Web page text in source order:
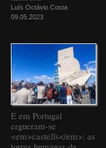
Luís Octávio Costa
09.05.2023
E em Portugal
ergueram-se
<em>castells</em>: as